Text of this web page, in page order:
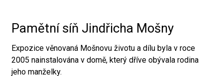
Pamětní síň Jindřicha Mošny
Expozice věnovaná Mošnovu životu a dílu byla v roce
2005 nainstalována v domě, který dříve obývala rodina
jeho manželky.